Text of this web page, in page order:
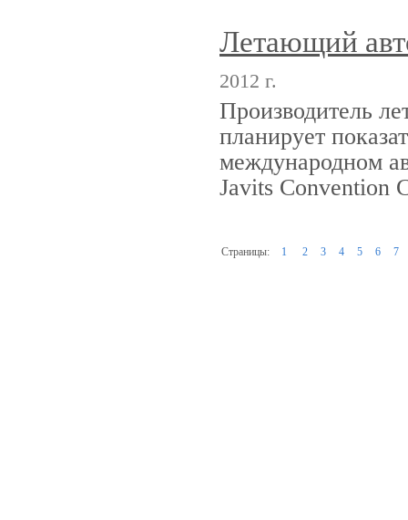
Летающий
2012 г.
Производитель
планирует
международном
Javits Convention
Страницы: 1 2 3 4 5 6 7